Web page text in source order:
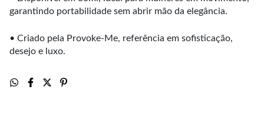
garantindo portabilidade sem abrir mão da elegância.
• Criado pela Provoke-Me, referência em sofisticação,
desejo e luxo.